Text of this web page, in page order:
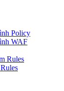
Policy
WAF
Rules